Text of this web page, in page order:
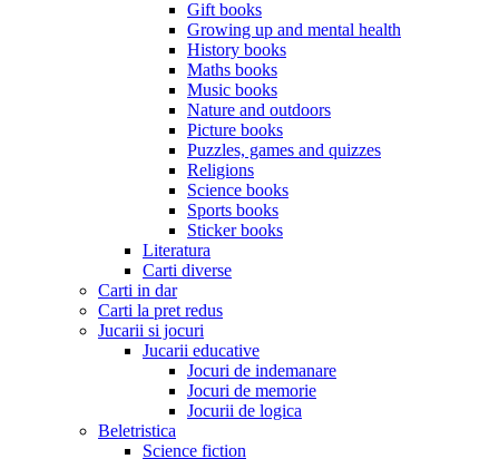
Gift books
Growing up and mental health
History books
Maths books
Music books
Nature and outdoors
Picture books
Puzzles, games and quizzes
Religions
Science books
Sports books
Sticker books
Literatura
Carti diverse
Carti in dar
Carti la pret redus
Jucarii si jocuri
Jucarii educative
Jocuri de indemanare
Jocuri de memorie
Jocurii de logica
Beletristica
Science fiction